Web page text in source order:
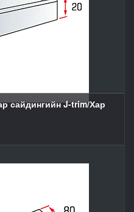
сайдингийн J-trim/Хар